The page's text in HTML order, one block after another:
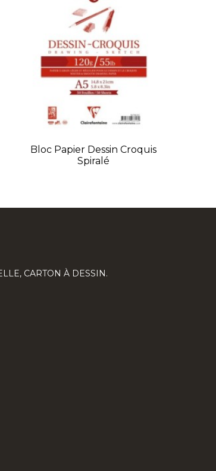
Bloc Papier Dessin Croquis
Spiralé
CARTON À DESSIN.